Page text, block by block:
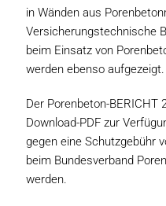
in Wänden aus
Versicherungstechnische
beim Einsatz von
werden ebenso aufgezeigt.
Der Porenbeton-BERICHT
Download-PDF zur
gegen eine Schutzgebühr
beim Bundesverband
werden.